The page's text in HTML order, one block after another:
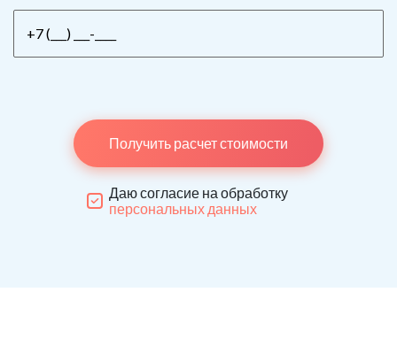
Получить расчет стоимости
Даю согласие на обработку
персональных данных